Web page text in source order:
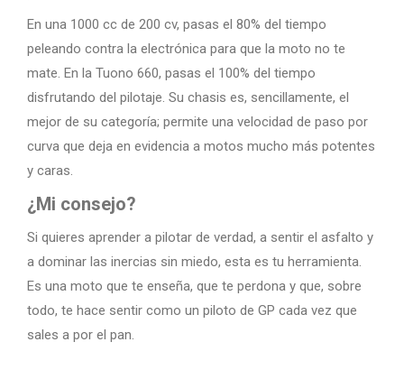
En una 1000 cc de 200 cv, pasas el 80% del tiempo
peleando contra la electrónica para que la moto no te
mate. En la Tuono 660, pasas el 100% del tiempo
disfrutando del pilotaje. Su chasis es, sencillamente, el
mejor de su categoría; permite una velocidad de paso por
curva que deja en evidencia a motos mucho más potentes
y caras.
¿Mi consejo?
Si quieres aprender a pilotar de verdad, a sentir el asfalto y
a dominar las inercias sin miedo, esta es tu herramienta.
Es una moto que te enseña, que te perdona y que, sobre
todo, te hace sentir como un piloto de GP cada vez que
sales a por el pan.